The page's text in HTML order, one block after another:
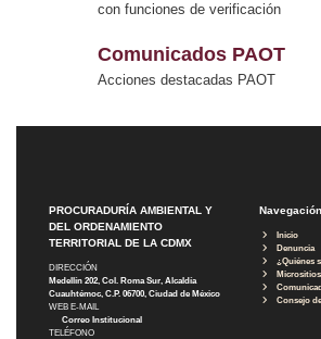
con funciones de verificación
Comunicados PAOT
Acciones destacadas PAOT
PROCURADURÍA AMBIENTAL Y
DEL ORDENAMIENTO
TERRITORIAL DE LA CDMX
DIRECCIÓN
Medellín 202, Col. Roma Sur, Alcaldía
Cuauhtémoc, C.P. 06700, Ciudad de México
WEB E-MAIL
Correo Institucional
TELÉFONO
Navegación
Inicio
Denuncia
¿Quiénes
Micrositios
Consejo